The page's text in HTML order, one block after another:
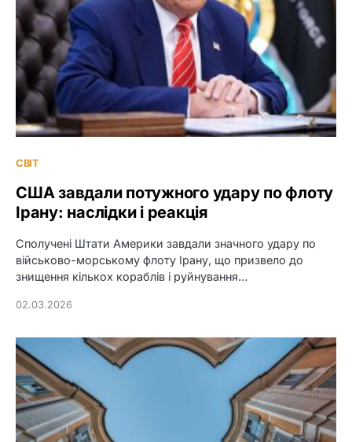
СВІТ
США завдали потужного удару по флоту
Ірану: наслідки і реакція
Сполучені Штати Америки завдали значного удару по
військово-морському флоту Ірану, що призвело до
знищення кількох кораблів і руйнування…
02.03.2026